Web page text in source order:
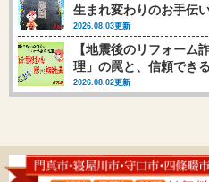
生まれ変わりのお手伝
2026.08.03更新
【地震後のリフォーム
理」の罠と、信頼でき
2026.08.02更新